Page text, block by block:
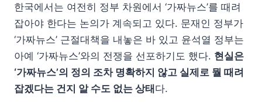
한국에서는 여전히 정부 차원에서 ‘가짜뉴스’를 때려
잡아야 한다는 논의가 계속되고 있다. 문재인 정부가
‘가짜뉴스’ 근절대책을 내놓은 바 있고 윤석열 정부는
아예 ‘가짜뉴스’와의 전쟁을 선포하기도 했다. 현실은
‘가짜뉴스’의 정의 조차 명확하지 않고 실제로 뭘 때려
잡겠다는 건지 알 수도 없는 상태다.